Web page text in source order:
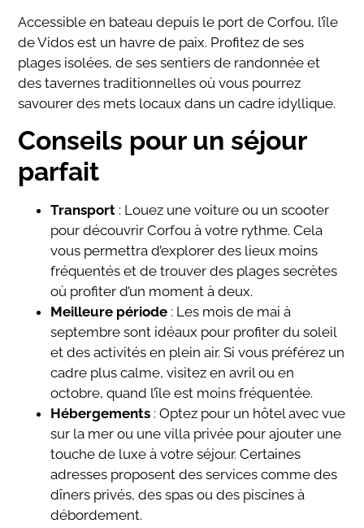
Accessible en bateau depuis le port de Corfou, l’île
de Vidos est un havre de paix. Profitez de ses
plages isolées, de ses sentiers de randonnée et
des tavernes traditionnelles où vous pourrez
savourer des mets locaux dans un cadre idyllique.
Conseils pour un séjour
parfait
Transport : Louez une voiture ou un scooter
pour découvrir Corfou à votre rythme. Cela
vous permettra d’explorer des lieux moins
fréquentés et de trouver des plages secrètes
où profiter d’un moment à deux.
Meilleure période : Les mois de mai à
septembre sont idéaux pour profiter du soleil
et des activités en plein air. Si vous préférez un
cadre plus calme, visitez en avril ou en
octobre, quand l’île est moins fréquentée.
Hébergements : Optez pour un hôtel avec vue
sur la mer ou une villa privée pour ajouter une
touche de luxe à votre séjour. Certaines
adresses proposent des services comme des
dîners privés, des spas ou des piscines à
débordement.